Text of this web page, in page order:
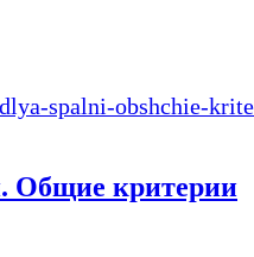
Общие критерии